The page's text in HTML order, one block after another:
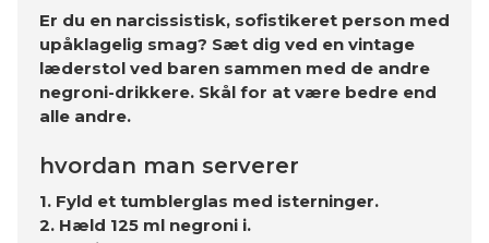
Er du en narcissistisk, sofistikeret person med
upåklagelig smag? Sæt dig ved en vintage
læderstol ved baren sammen med de andre
negroni-drikkere. Skål for at være bedre end
alle andre.
hvordan man serverer
1. Fyld et tumblerglas med isterninger.
2. Hæld 125 ml negroni i.